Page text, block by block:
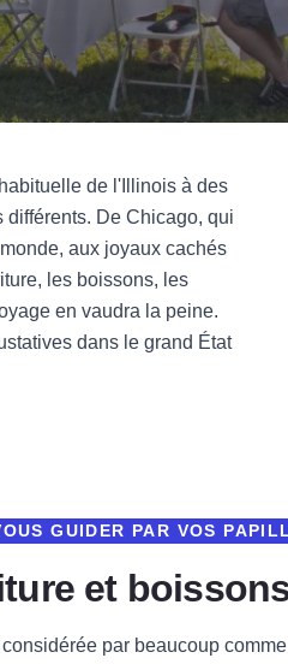
de l'Illinois à des
De Chicago, qui
aux joyaux cachés
les boissons, les
en vaudra la peine.
dans le grand État
et
GUIDER PAR VOS
par beaucoup